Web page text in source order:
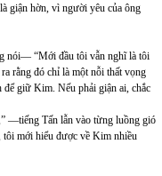
giận hờn, vì người yêu của ông
nói— “Mới đầu tôi vẫn nghĩ là tôi
rằng đó chỉ là một nỗi thất vọng
giữ Kim. Nếu phải giận ai, chắc
—tiếng Tấn lẫn vào từng luồng gió
tôi mới hiểu được về Kim nhiều